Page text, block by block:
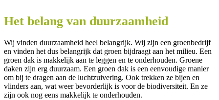
Het belang van duurzaamheid
Wij vinden duurzaamheid heel belangrijk. Wij zijn een groenbedrijf
en vinden het dus belangrijk dat groen bijdraagt aan het milieu. Een
groen dak is makkelijk aan te leggen en te onderhouden. Groene
daken zijn erg duurzaam. Een groen dak is een eenvoudige manier
om bij te dragen aan de luchtzuivering. Ook trekken ze bijen en
vlinders aan, wat weer bevorderlijk is voor de biodiversiteit. En ze
zijn ook nog eens makkelijk te onderhouden.